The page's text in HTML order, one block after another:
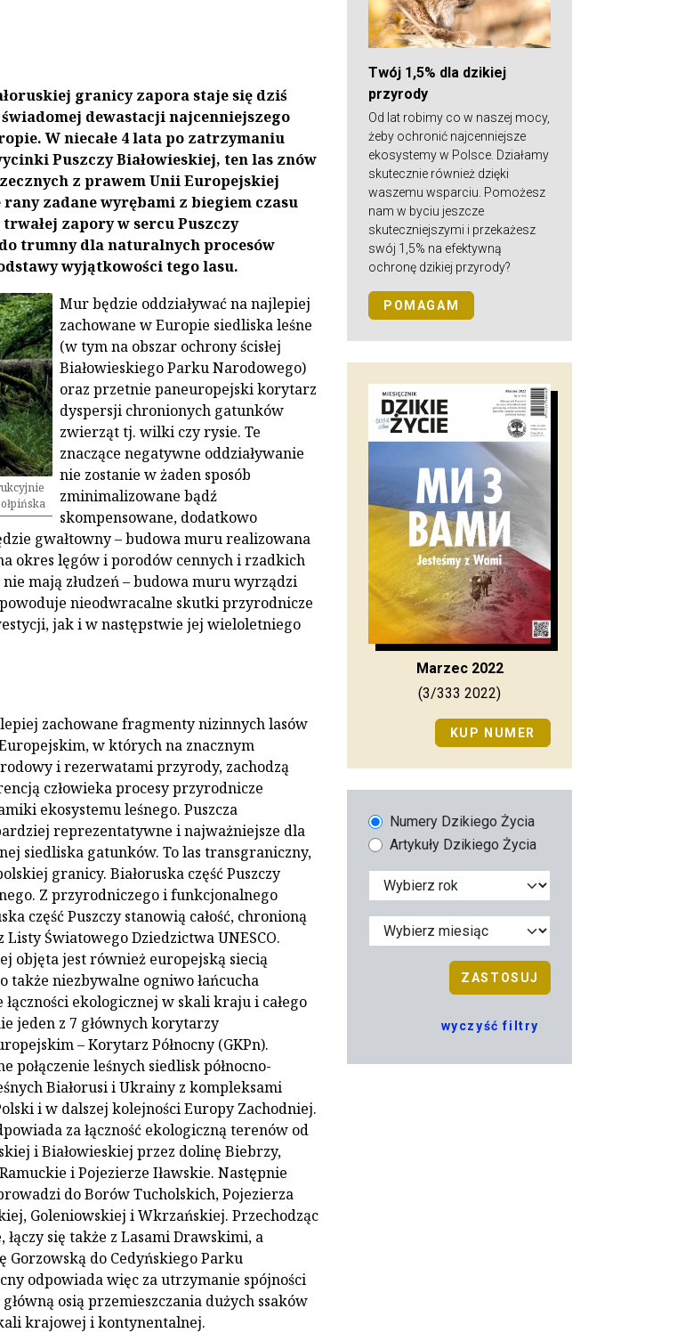
granicy zapora staje się dziś
dewastacji najcenniejszego
W niecałe 4 lata po zatrzymaniu
Puszczy Białowieskiej, ten las znów
z prawem Unii Europejskiej
zadane wyrębami z biegiem czasu
zapory w sercu Puszczy
trumny dla naturalnych procesów
wyjątkowości tego lasu.
Mur będzie oddziaływać na najlepiej
zachowane w Europie siedliska leśne
(w tym na obszar ochrony ścisłej
Białowieskiego Parku Narodowego)
oraz przetnie paneuropejski korytarz
dyspersji chronionych gatunków
zwierząt tj. wilki czy rysie. Te
znaczące negatywne oddziaływanie
nie zostanie w żaden sposób
zminimalizowane bądź
skompensowane, dodatkowo
gwałtowny – budowa muru realizowana
okres lęgów i porodów cennych i rzadkich
mają złudzeń – budowa muru wyrządzi
nieodwracalne skutki przyrodnicze
jak i w następstwie jej wieloletniego
zachowane fragmenty nizinnych lasów
w których na znacznym
i rezerwatami przyrody, zachodzą
człowieka procesy przyrodnicze
ekosystemu leśnego. Puszcza
reprezentatywne i najważniejsze dla
siedliska gatunków. To las transgraniczny,
granicy. Białoruska część Puszczy
Z przyrodniczego i funkcjonalnego
część Puszczy stanowią całość, chronioną
Światowego Dziedzictwa UNESCO.
objęta jest również europejską siecią
także niezbywalne ogniwo łańcucha
ekologicznej w skali kraju i całego
jeden z 7 głównych korytarzy
– Korytarz Północny (GKPn).
leśnych siedlisk północno-
Białorusi i Ukrainy z kompleksami
i w dalszej kolejności Europy Zachodniej.
za łączność ekologiczną terenów od
i Białowieskiej przez dolinę Biebrzy,
i Pojezierze Iławskie. Następnie
do Borów Tucholskich, Pojezierza
Goleniowskiej i Wkrzańskiej. Przechodząc
się także z Lasami Drawskimi, a
Gorzowską do Cedyńskiego Parku
odpowiada więc za utrzymanie spójności
osią przemieszczania dużych ssaków
krajowej i kontynentalnej.
Twój 1,5% dla dzikiej
przyrody
Od lat robimy co w naszej mocy,
żeby ochronić najcenniejsze
ekosystemy w Polsce. Działamy
skutecznie również dzięki
waszemu wsparciu. Pomożesz
nam w byciu jeszcze
skuteczniejszymi i przekażesz
swój 1,5% na efektywną
ochronę dzikiej przyrody?
POMAGAM
Marzec 2022
(3/333 2022)
KUP NUMER
Numery Dzikiego Życia
Artykuły Dzikiego Życia
ZASTOSUJ
wyczyść filtry